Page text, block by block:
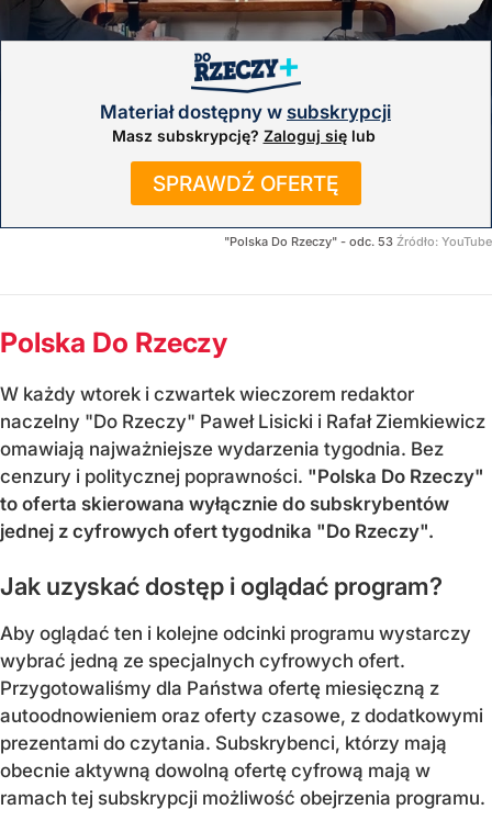
Materiał dostępny w subskrypcji
Masz subskrypcję? Zaloguj sięlub
SPRAWDŹ OFERTĘ
"Polska Do Rzeczy" - odc. 53 Źródło: YouTube
Polska Do Rzeczy
W każdy wtorek i czwartek wieczorem redaktor
naczelny "Do Rzeczy" Paweł Lisicki i Rafał Ziemkiewicz
omawiają najważniejsze wydarzenia tygodnia. Bez
cenzury i politycznej poprawności. "Polska Do Rzeczy"
to oferta skierowana wyłącznie do subskrybentów
jednej z cyfrowych ofert tygodnika "Do Rzeczy".
Jak uzyskać dostęp i oglądać program?
Aby oglądać ten i kolejne odcinki programu wystarczy
wybrać jedną ze specjalnych cyfrowych ofert.
Przygotowaliśmy dla Państwa ofertę miesięczną z
autoodnowieniem oraz oferty czasowe, z dodatkowymi
prezentami do czytania. Subskrybenci, którzy mają
obecnie aktywną dowolną ofertę cyfrową mają w
ramach tej subskrypcji możliwość obejrzenia programu.